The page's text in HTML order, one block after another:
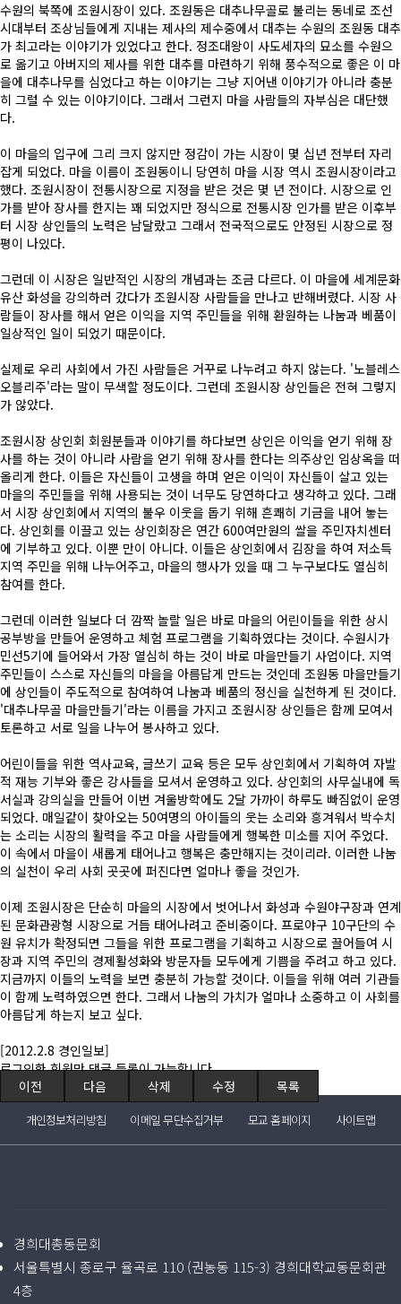
영상 갤러리
동문회보
(구)동문회보
모교 소식
공지사항
행사안내
공지사항
동문우대업체
동문회비
회비 안내
회비납부 현황
동문ID카드 발급
수원의 북쪽에 조원시장이 있다. 조원동은 대추나무골로 불리는 동네로 조선
시대부터 조상님들에게 지내는 제사의 제수중에서 대추는 수원의 조원동 대추
가 최고라는 이야기가 있었다고 한다. 정조대왕이 사도세자의 묘소를 수원으
로 옮기고 아버지의 제사를 위한 대추를 마련하기 위해 풍수적으로 좋은 이 마
을에 대추나무를 심었다고 하는 이야기는 그냥 지어낸 이야기가 아니라 충분
히 그럴 수 있는 이야기이다. 그래서 그런지 마을 사람들의 자부심은 대단했
다.
이 마을의 입구에 그리 크지 않지만 정감이 가는 시장이 몇 십년 전부터 자리
잡게 되었다. 마을 이름이 조원동이니 당연히 마을 시장 역시 조원시장이라고
했다. 조원시장이 전통시장으로 지정을 받은 것은 몇 년 전이다. 시장으로 인
가를 받아 장사를 한지는 꽤 되었지만 정식으로 전통시장 인가를 받은 이후부
터 시장 상인들의 노력은 남달랐고 그래서 전국적으로도 안정된 시장으로 정
평이 나있다.
그런데 이 시장은 일반적인 시장의 개념과는 조금 다르다. 이 마을에 세계문화
유산 화성을 강의하러 갔다가 조원시장 사람들을 만나고 반해버렸다. 시장 사
람들이 장사를 해서 얻은 이익을 지역 주민들을 위해 환원하는 나눔과 베품이
일상적인 일이 되었기 때문이다.
실제로 우리 사회에서 가진 사람들은 거꾸로 나누려고 하지 않는다. '노블레스
오블리주'라는 말이 무색할 정도이다. 그런데 조원시장 상인들은 전혀 그렇지
가 않았다.
조원시장 상인회 회원분들과 이야기를 하다보면 상인은 이익을 얻기 위해 장
사를 하는 것이 아니라 사람을 얻기 위해 장사를 한다는 의주상인 임상옥을 떠
올리게 한다. 이들은 자신들이 고생을 하며 얻은 이익이 자신들이 살고 있는
마을의 주민들을 위해 사용되는 것이 너무도 당연하다고 생각하고 있다. 그래
서 시장 상인회에서 지역의 불우 이웃을 돕기 위해 흔쾌히 기금을 내어 놓는
다. 상인회를 이끌고 있는 상인회장은 연간 600여만원의 쌀을 주민자치센터
에 기부하고 있다. 이뿐 만이 아니다. 이들은 상인회에서 김장을 하여 저소득
지역 주민을 위해 나누어주고, 마을의 행사가 있을 때 그 누구보다도 열심히
참여를 한다.
그런데 이러한 일보다 더 깜짝 놀랄 일은 바로 마을의 어린이들을 위한 상시
공부방을 만들어 운영하고 체험 프로그램을 기획하였다는 것이다. 수원시가
민선5기에 들어와서 가장 열심히 하는 것이 바로 마을만들기 사업이다. 지역
주민들이 스스로 자신들의 마을을 아름답게 만드는 것인데 조원동 마을만들기
에 상인들이 주도적으로 참여하여 나눔과 베품의 정신을 실천하게 된 것이다.
'대추나무골 마을만들기'라는 이름을 가지고 조원시장 상인들은 함께 모여서
토론하고 서로 일을 나누어 봉사하고 있다.
어린이들을 위한 역사교육, 글쓰기 교육 등은 모두 상인회에서 기획하여 자발
적 재능 기부와 좋은 강사들을 모셔서 운영하고 있다. 상인회의 사무실내에 독
서실과 강의실을 만들어 이번 겨울방학에도 2달 가까이 하루도 빠짐없이 운영
되었다. 매일같이 찾아오는 50여명의 아이들의 웃는 소리와 흥겨워서 박수치
는 소리는 시장의 활력을 주고 마을 사람들에게 행복한 미소를 지어 주었다.
이 속에서 마을이 새롭게 태어나고 행복은 충만해지는 것이리라. 이러한 나눔
의 실천이 우리 사회 곳곳에 퍼진다면 얼마나 좋을 것인가.
이제 조원시장은 단순히 마을의 시장에서 벗어나서 화성과 수원야구장과 연계
된 문화관광형 시장으로 거듭 태어나려고 준비중이다. 프로야구 10구단의 수
원 유치가 확정되면 그들을 위한 프로그램을 기획하고 시장으로 끌어들여 시
장과 지역 주민의 경제활성화와 방문자들 모두에게 기쁨을 주려고 하고 있다.
지금까지 이들의 노력을 보면 충분히 가능할 것이다. 이들을 위해 여러 기관들
이 함께 노력하였으면 한다. 그래서 나눔의 가치가 얼마나 소중하고 이 사회를
아름답게 하는지 보고 싶다.
[2012.2.8 경인일보]
로그인한 회원만 댓글 등록이 가능합니다.
이전
다음 삭제 수정 목록
개인정보처리방침 이메일 무단수집거부 모교 홈페이지 사이트맵
경희대총동문회
서울특별시 종로구 율곡로 110 (권농동 115-3) 경희대학교동문회관
4층